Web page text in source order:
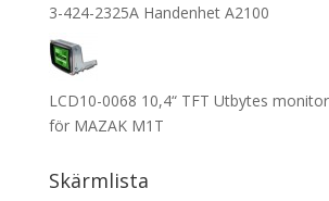
3-424-2325A Handenhet A2100
LCD10-0068 10,4“ TFT Utbytes
för MAZAK M1T
Skärmlista